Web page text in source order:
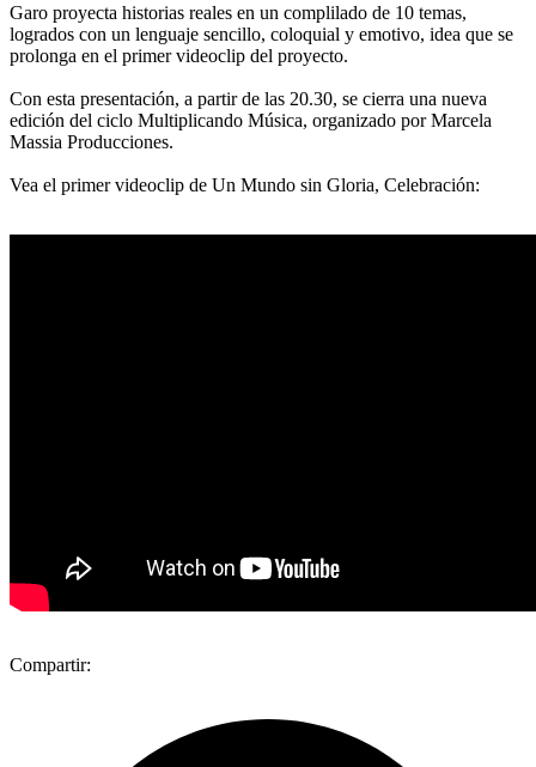
Garo proyecta historias reales en un complilado de 10 temas,
logrados con un lenguaje sencillo, coloquial y emotivo, idea que se
prolonga en el primer videoclip del proyecto.
Con esta presentación, a partir de las 20.30, se cierra una nueva
edición del ciclo Multiplicando Música, organizado por Marcela
Massia Producciones.
Vea el primer videoclip de Un Mundo sin Gloria, Celebración:
Compartir: